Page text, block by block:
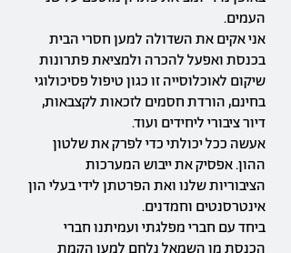
העמים.
אני אקים את השדולה למען חסרי הבית
בכנסת ואפעל להכרה ולמציאת פתרונות
שיקום לאוכלוסייה זו כגון טיפול פסיכולוגי
בחינם, הורדת חסמים לזכאות לקצבאות,
דיור ציבורי ליחידים ועוד.
אעשה ככל יכולתי כדי לפרק את שלטון
ההון. אפסיק את ייבוש המערכות
הציבוריות שלנו ואת הפרטתן לידי בעלי הון
אינטרסנטים וחמדנים.
ביחד עם חברי מפלגתי ועמיתנו חברי